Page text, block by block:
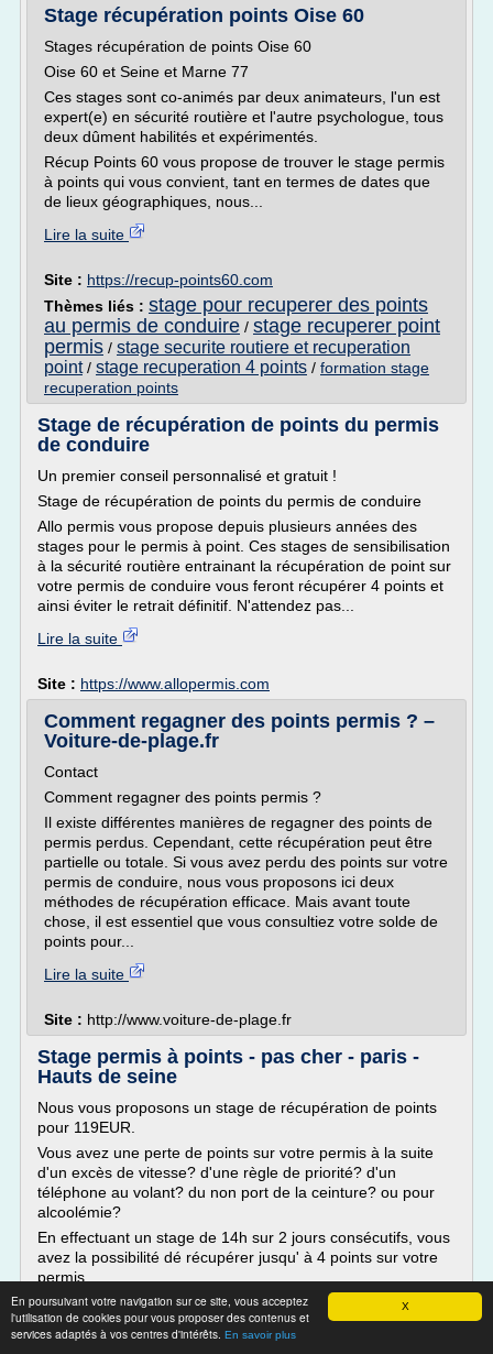
X
En poursuivant votre navigation sur ce site, vous acceptez
l'utilisation de cookies pour vous proposer des contenus et
services adaptés à vos centres d'intérêts. En savoir plus
Stage récupération points Oise 60
Stages récupération de points Oise 60
Oise 60 et Seine et Marne 77
Ces stages sont co-animés par deux animateurs, l'un est
expert(e) en sécurité routière et l'autre psychologue, tous
deux dûment habilités et expérimentés.
Récup Points 60 vous propose de trouver le stage permis
à points qui vous convient, tant en termes de dates que
de lieux géographiques, nous...
Lire la suite
Site : https://recup-points60.com
Thèmes liés : stage pour recuperer des points
au permis de conduire / stage recuperer point
permis / stage securite routiere et recuperation
point/ stage recuperation 4 points / formation stage
recuperation points
Stage de récupération de points du permis
de conduire
Un premier conseil personnalisé et gratuit !
Stage de récupération de points du permis de conduire
Allo permis vous propose depuis plusieurs années des
stages pour le permis à point. Ces stages de sensibilisation
à la sécurité routière entrainant la récupération de point sur
votre permis de conduire vous feront récupérer 4 points et
ainsi éviter le retrait définitif. N'attendez pas...
Lire la suite
Site : https://www.allopermis.com
Comment regagner des points permis ? –
Voiture-de-plage.fr
Contact
Comment regagner des points permis ?
Il existe différentes manières de regagner des points de
permis perdus. Cependant, cette récupération peut être
partielle ou totale. Si vous avez perdu des points sur votre
permis de conduire, nous vous proposons ici deux
méthodes de récupération efficace. Mais avant toute
chose, il est essentiel que vous consultiez votre solde de
points pour...
Lire la suite
Site : http://www.voiture-de-plage.fr
Stage permis à points - pas cher - paris -
Hauts de seine
Nous vous proposons un stage de récupération de points
pour 119EUR.
Vous avez une perte de points sur votre permis à la suite
d'un excès de vitesse? d'une règle de priorité? d'un
téléphone au volant? du non port de la ceinture? ou pour
alcoolémie?
En effectuant un stage de 14h sur 2 jours consécutifs, vous
avez la possibilité dé récupérer jusqu' à 4 points sur votre
permis.
Pour un...
Lire la suite